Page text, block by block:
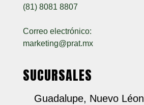
(81) 8081 8807
Correo electrónico:
marketing@prat.mx
SUCURSALES
Guadalupe, Nuevo Léon